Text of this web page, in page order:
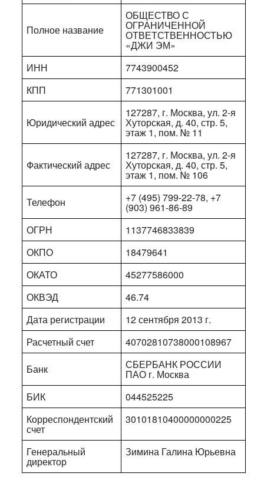
Полное название
ОБЩЕСТВО С
ОГРАНИЧЕННОЙ
ОТВЕТСТВЕННОСТЬЮ
«ДЖИ ЭМ»
ИНН
7743900452
КПП
771301001
Юридический адрес
127287, г. Москва, ул. 2-я
Хуторская, д. 40, стр. 5,
этаж 1, пом. № 11
Фактический адрес
127287, г. Москва, ул. 2-я
Хуторская, д. 40, стр. 5,
этаж 1, пом. № 106
Телефон
+7 (495) 799-22-78, +7
(903) 961-86-89
ОГРН
1137746833839
ОКПО
18479641
ОКАТО
45277586000
ОКВЭД
46.74
Дата регистрации
12 сентября 2013 г.
Расчетный счет
40702810738000108967
Банк
СБЕРБАНК РОССИИ
ПАО г. Москва
БИК
044525225
Корреспондентский
счет
30101810400000000225
Генеральный
директор
Зимина Галина Юрьевна